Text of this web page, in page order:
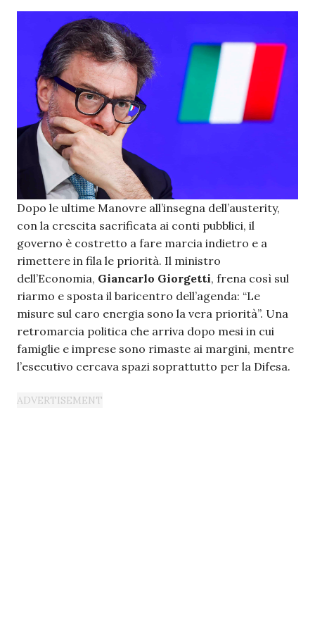
Dopo le ultime Manovre all’insegna dell’austerity,
con la crescita sacrificata ai conti pubblici, il
governo è costretto a fare marcia indietro e a
rimettere in fila le priorità. Il ministro
dell’Economia, Giancarlo Giorgetti, frena così sul
riarmo e sposta il baricentro dell’agenda: “Le
misure sul caro energia sono la vera priorità”. Una
retromarcia politica che arriva dopo mesi in cui
famiglie e imprese sono rimaste ai margini, mentre
l’esecutivo cercava spazi soprattutto per la Difesa.